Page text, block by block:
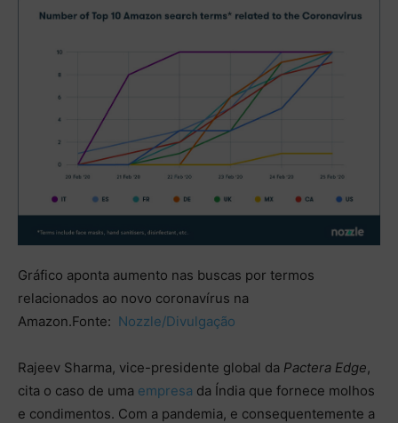
Gráfico aponta aumento nas buscas por termos
relacionados ao novo coronavírus na
Amazon.Fonte: Nozzle/Divulgação
Rajeev Sharma, vice-presidente global da Pactera Edge,
cita o caso de uma empresa da Índia que fornece molhos
e condimentos. Com a pandemia, e consequentemente a